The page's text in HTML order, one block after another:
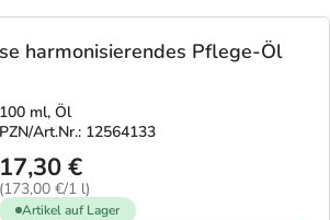
harmonisierendes Pflege-Öl
100 ml, Öl
PZN/Art.Nr.: 12564133
17,30 €
(173,00 €/1 l)
Artikel auf Lager